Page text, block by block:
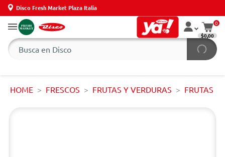
Disco Fresh Market Plaza Italia
0
$0,00
HOME FRESCOS FRUTAS Y VERDURAS FRUTAS